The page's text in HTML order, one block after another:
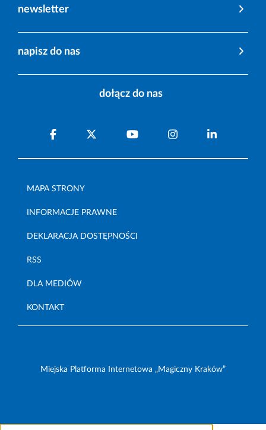
newsletter
napisz do nas
dołącz do nas
MAPA STRONY
INFORMACJE PRAWNE
DEKLARACJA DOSTĘPNOŚCI
RSS
DLA MEDIÓW
KONTAKT
Miejska Platforma Internetowa „Magiczny Kraków”